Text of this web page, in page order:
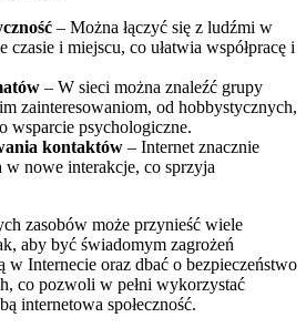
– Można łączyć się z ludźmi w
czasie i miejscu, co ułatwia współpracę i
– W sieci można znaleźć grupy
zainteresowaniom, od hobbystycznych,
wsparcie psychologiczne.
kontaktów – Internet znacznie
w nowe interakcje, co sprzyja
zasobów może przynieść wiele
aby być świadomym zagrożeń
w Internecie oraz dbać o bezpieczeństwo
co pozwoli w pełni wykorzystać
internetowa społeczność.